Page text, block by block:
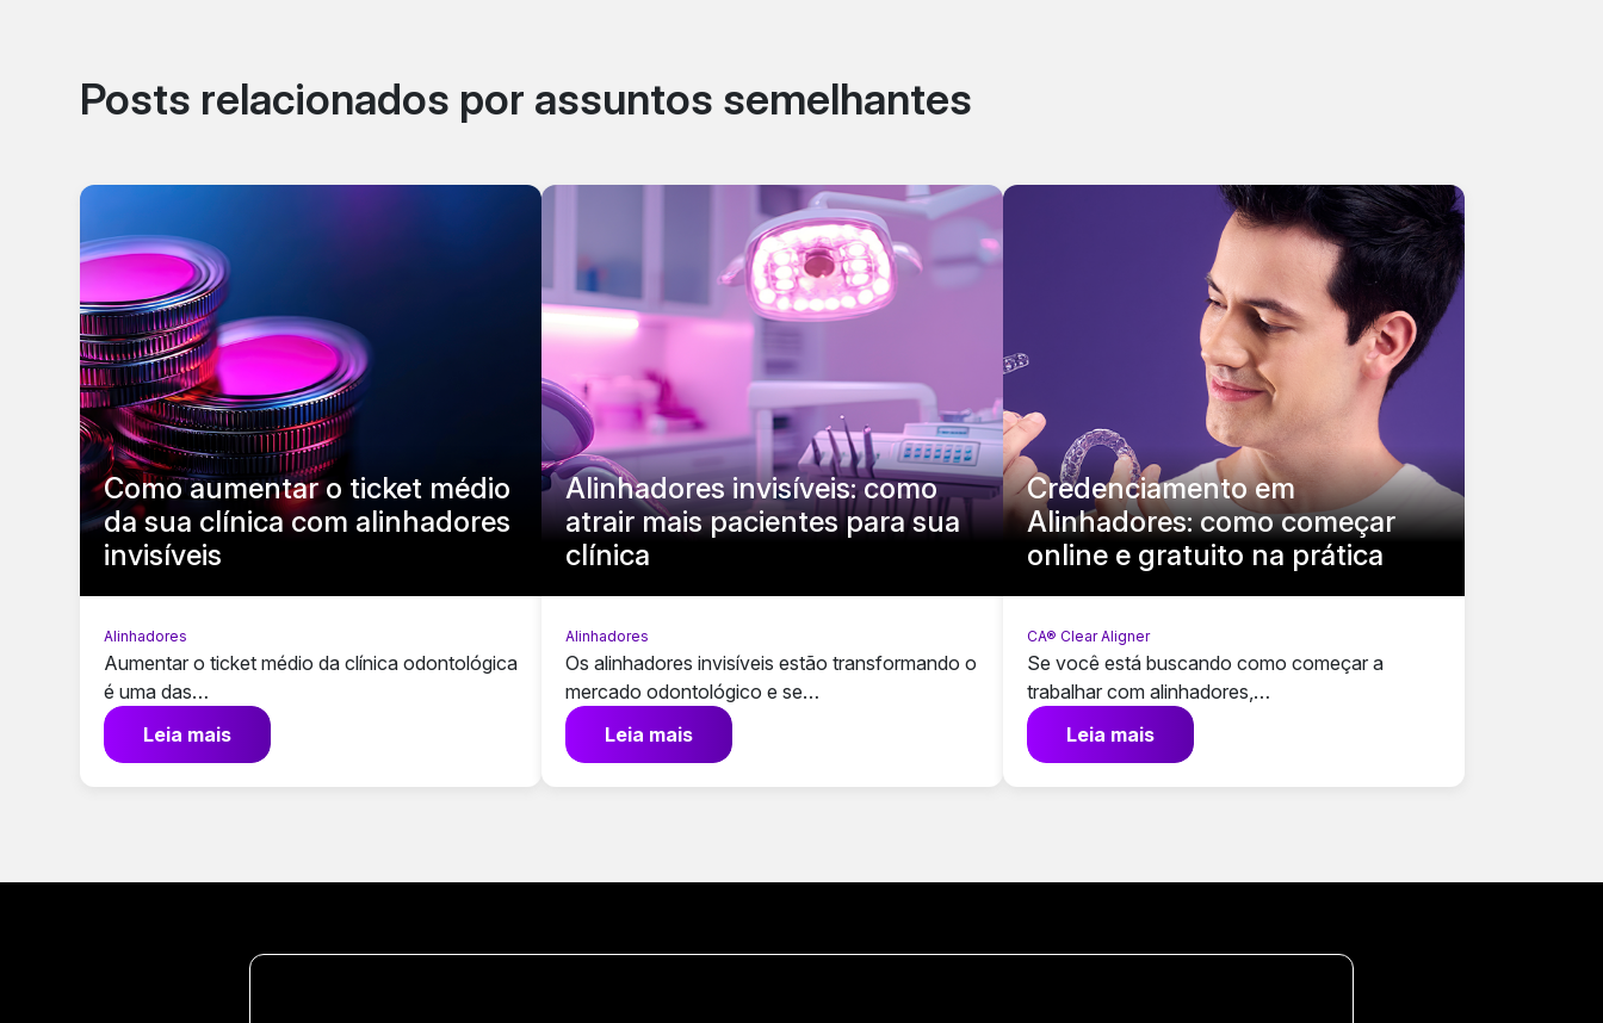
Posts relacionados por assuntos semelhantes
Como aumentar o ticket médio
da sua clínica com alinhadores
invisíveis
Alinhadores
Aumentar o ticket médio da clínica odontológica
é uma das…
Leia mais
Alinhadores invisíveis: como
atrair mais pacientes para sua
clínica
Alinhadores
Os alinhadores invisíveis estão transformando o
mercado odontológico e se…
Leia mais
Credenciamento em
Alinhadores: como começar
online e gratuito na prática
CA® Clear Aligner
Se você está buscando como começar a
trabalhar com alinhadores,…
Leia mais